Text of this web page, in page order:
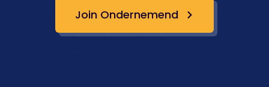
Join Ondernemend